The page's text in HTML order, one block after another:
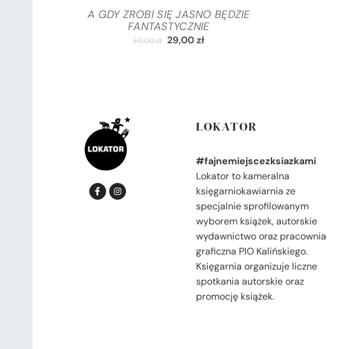
A GDY ZROBI SIĘ JASNO BĘDZIE
FANTASTYCZNIE
39,00zł 29,00zł
LOKATOR
#fajnemiejscezksiazkami
Lokator to kameralna
księgarniokawiarnia ze
specjalnie sprofilowanym
wyborem książek, autorskie
wydawnictwo oraz pracownia
graficzna PIO Kalińskiego.
Księgarnia organizuje liczne
spotkania autorskie oraz
promocję książek.